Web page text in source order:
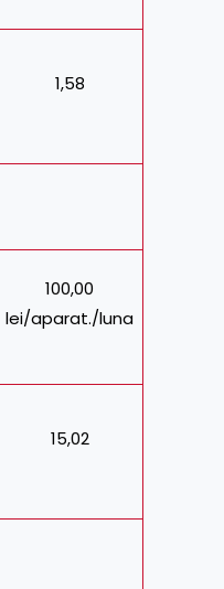
1,58
100,00
lei/aparat./luna
15,02